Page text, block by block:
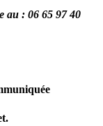
au : 06 65 97 40